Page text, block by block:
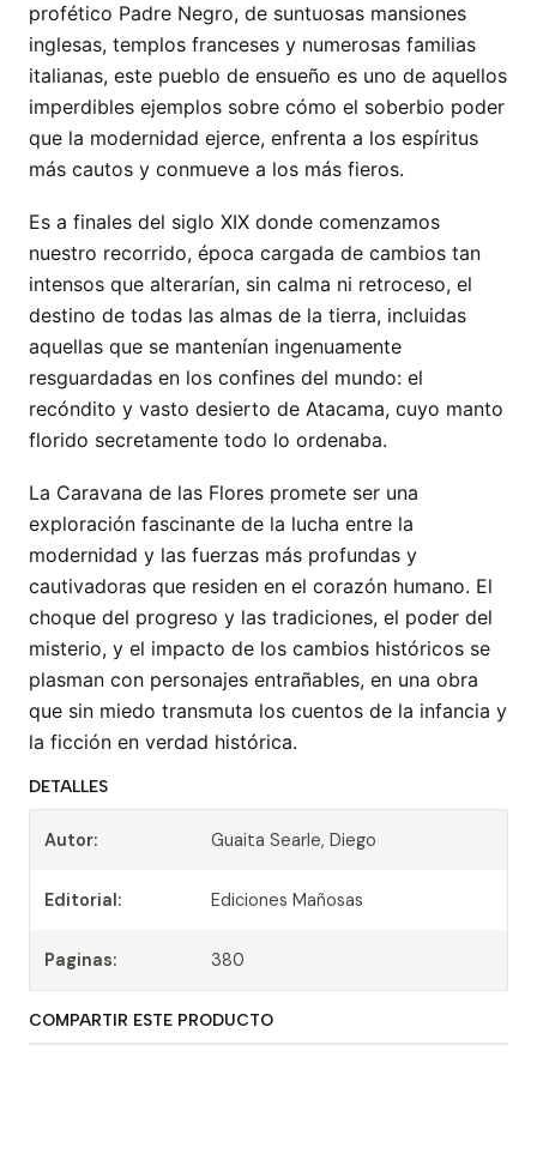
profético Padre Negro, de suntuosas mansiones
inglesas, templos franceses y numerosas familias
italianas, este pueblo de ensueño es uno de aquellos
imperdibles ejemplos sobre cómo el soberbio poder
que la modernidad ejerce, enfrenta a los espíritus
más cautos y conmueve a los más fieros.
Es a finales del siglo XIX donde comenzamos
nuestro recorrido, época cargada de cambios tan
intensos que alterarían, sin calma ni retroceso, el
destino de todas las almas de la tierra, incluidas
aquellas que se mantenían ingenuamente
resguardadas en los confines del mundo: el
recóndito y vasto desierto de Atacama, cuyo manto
florido secretamente todo lo ordenaba.
La Caravana de las Flores promete ser una
exploración fascinante de la lucha entre la
modernidad y las fuerzas más profundas y
cautivadoras que residen en el corazón humano. El
choque del progreso y las tradiciones, el poder del
misterio, y el impacto de los cambios históricos se
plasman con personajes entrañables, en una obra
que sin miedo transmuta los cuentos de la infancia y
la ficción en verdad histórica.
DETALLES
Autor: Guaita Searle, Diego
Editorial: Ediciones Mañosas
Paginas: 380
COMPARTIR ESTE PRODUCTO